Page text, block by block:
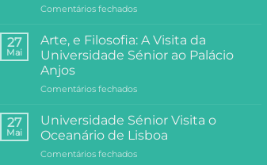
Comentários fechadosem
do
Centro
Comunitário:
Dias
Festa,
Partilha
e
Comunidade
27
Mai
Arte, e Filosofia: A Visita da
Universidade Sénior ao Palácio
Anjos
Comentários fechadosem
e
Filosofia:
A
Visita
27
Mai
Universidade Sénior Visita o
Oceanário de Lisboa
Comentários fechadosem